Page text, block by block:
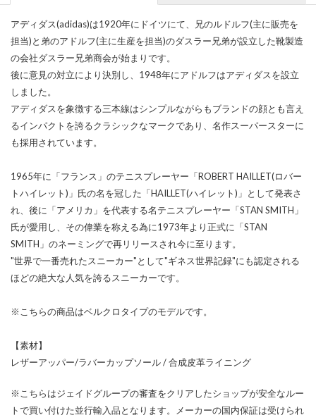
アディダス(adidas)は1920年にドイツにて、兄のルドルフ(主に販売を
担当)と弟のアドルフ(主に生産を担当)のダスラー兄弟が設立した靴製造
の会社ダスラー兄弟商会が始まりです。
後に意見の対立により決別し、1948年にアドルフはアディダスを設立
しました。
アディダスを象徴する三本線はシンプルながらもブランドの顔とも言え
るインパクトを誇るクラシックなマークであり、名作スーパースターに
も採用されています。
1965年に「フランス」のテニスプレーヤー「ROBERT HAILLET(ロバー
トハイレット)」氏の名を冠した「HAILLET(ハイレット)」として発表さ
れ、後に「アメリカ」を代表する名テニスプレーヤー「STAN SMITH」
氏が愛用し、その偉業を称える為に1973年より正式に「STAN
SMITH」のネーミングで再リリースされ今に至ります。
"世界で一番売れたスニーカー"として"ギネス世界記録"にも認定される
ほどの絶大な人気を誇るスニーカーです。
※こちらの商品はベルクロタイプのモデルです。
【素材】
レザーアッパー/ラバーカップソール / 合成皮革ライニング
※こちらはジェイドグループの審査をクリアしたショップが安全なルー
トで買い付けた並行輸入品となります。メーカーの国内保証は受けられ